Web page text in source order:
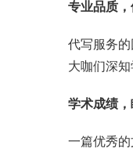
专业品质
代写服务
大咖们深
学术成绩
一篇优秀